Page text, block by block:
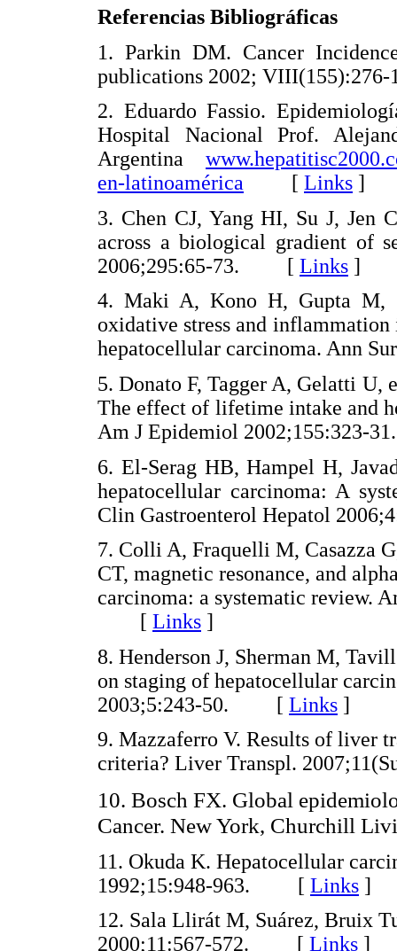
Referencias Bibliográficas
1. Parkin DM. Cancer
publications 2002;
2. Eduardo Fassio.
Hospital Nacional Prof.
Argentina
en-latinoamérica [ Links ]
3. Chen CJ, Yang HI, Su J, Jen
across a biological gradient of
2006;295:65-73. [ Links ]
4. Maki A, Kono H, Gupta M,
oxidative stress and
hepatocellular carcinoma. Ann
5. Donato F, Tagger A, Gelatti U,
The effect of lifetime intake and
Am J Epidemiol
6. El-Serag HB, Hampel H,
hepatocellular carcinoma: A
Clin Gastroenterol Hepatol
7. Colli A, Fraquelli M, Casazza
CT, magnetic resonance, and
carcinoma: a systematic review.
[ Links ]
8. Henderson J, Sherman M,
on staging of hepatocellular
2003;5:243-50. [ Links ]
9. Mazzaferro V. Results of liver
criteria? Liver Transpl.
10. Bosch FX. Global
Cancer. New York, Churchill
11. Okuda K. Hepatocellular
1992;15:948-963. [ Links ]
12. Sala Llirát M, Suárez, Bruix
2000;11:567-572. [ Links ]